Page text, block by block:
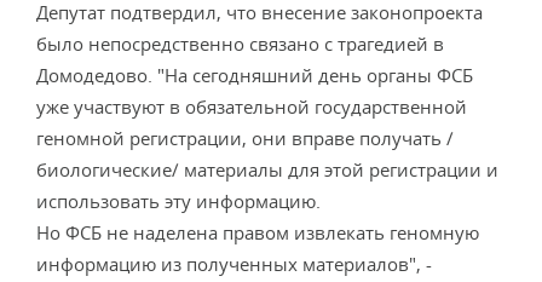
Депутат подтвердил, что внесение законопроекта
было непосредственно связано с трагедией в
Домодедово. "На сегодняшний день органы ФСБ
уже участвуют в обязательной государственной
геномной регистрации, они вправе получать /
биологические/ материалы для этой регистрации и
использовать эту информацию.
Но ФСБ не наделена правом извлекать геномную
информацию из полученных материалов", -